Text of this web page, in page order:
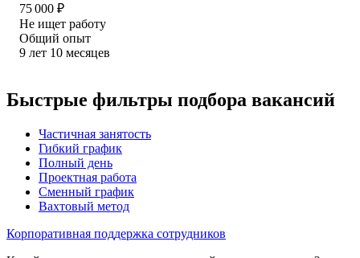
75 000 ₽
Не ищет работу
Общий опыт
9 лет 10 месяцев
Быстрые фильтры подбора вакансий
Частичная занятость
Гибкий график
Полный день
Проектная работа
Сменный график
Вахтовый метод
Корпоративная поддержка сотрудников